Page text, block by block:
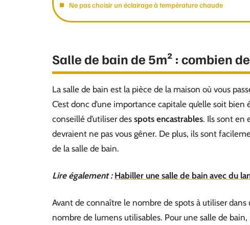
Ne pas choisir un éclairage à température chaude
Salle de bain de 5m² : combien
La salle de bain est la pièce de la maison où vous
C’est donc d’une importance capitale qu’elle soit
conseillé d’utiliser des spots encastrables. Ils sont en
devraient ne pas vous gêner. De plus, ils sont
de la salle de bain.
Lire également : Habiller une salle de bain avec du
Avant de connaître le nombre de spots à utiliser
nombre de lumens utilisables. Pour une salle de